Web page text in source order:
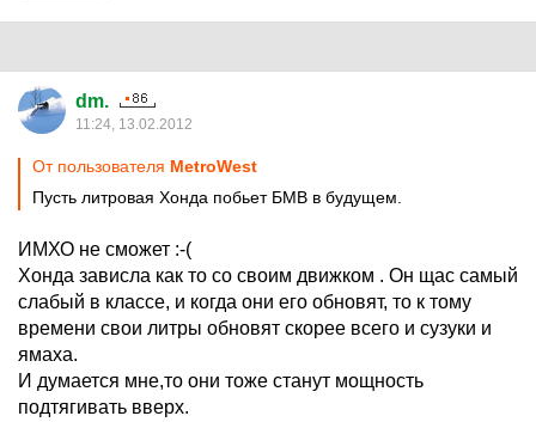
dm.
11:24, 13.02.2012
От пользователя MetroWest
Пусть литровая Хонда побьет БМВ в будущем.
ИМХО не сможет :-(
Хонда зависла как то со своим движком . Он щас самый
слабый в классе, и когда они его обновят, то к тому
времени свои литры обновят скорее всего и сузуки и
ямаха.
И думается мне,то они тоже станут мощность
подтягивать вверх.